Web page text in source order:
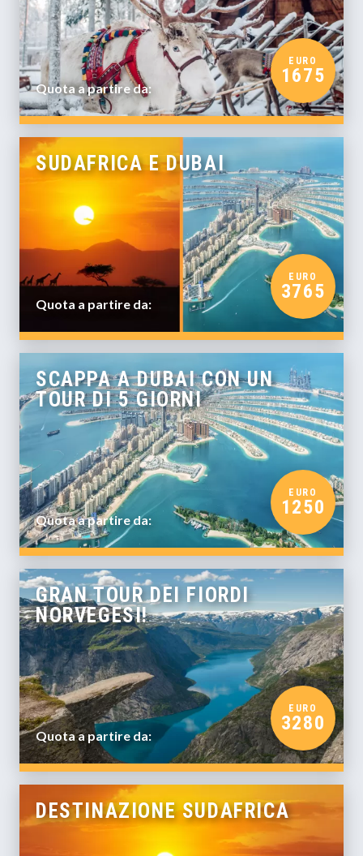
Quota a partire da:
EURO
1675
SUDAFRICA E DUBAI
Quota a partire da:
EURO
3765
SCAPPA A DUBAI CON UN
TOUR DI 5 GIORNI
Quota a partire da:
EURO
1250
GRAN TOUR DEI FIORDI
NORVEGESI!
Quota a partire da:
EURO
3280
DESTINAZIONE SUDAFRICA